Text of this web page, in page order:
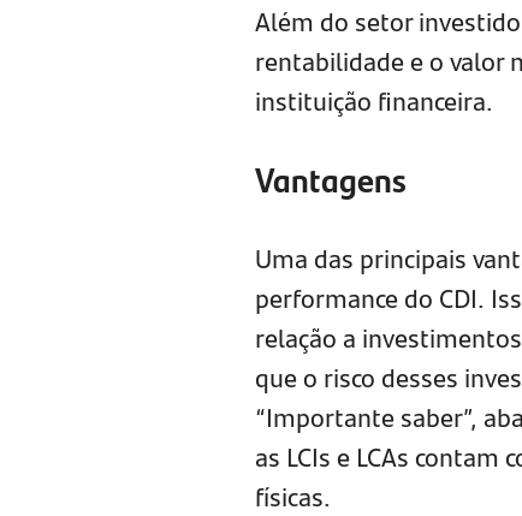
Além do setor
rentabilidade e o valor
instituição financeira.
Vantagens
Uma das principais
performance do CDI.
relação a
que o risco desses
“Importante saber”,
as LCIs e LCAs contam
físicas.